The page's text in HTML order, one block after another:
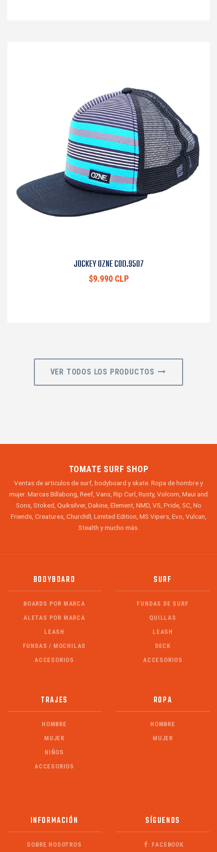
JOCKEY OZNE COD.9507
$9.990 CLP
VER TODOS LOS PRODUCTOS
TOMATE SURF SHOP
Ventas de articulos de surf, bodyboard y skate. Ropa de hombre y
mujer. Marcas Billabong, Reef, Vans, Rip Curl, Rusty, Volcom, Maui and
Sons, Stoked, Quiksilver, Dakine, Element, NMD, VS, Pride, 5C, No
Friends, Creatures, Churchill, Limited Edition, MS Vipers, Evo, Vulcan,
Stealth y mucho más.
BODYBOARD
BOARDS POR MARCA
ALETAS POR MARCA
LEASH
FUNDAS / MOCHILAS
ACCESORIOS
SURF
FUNDAS DE SURF
QUILLAS
LEASH
DECK
ACCESORIOS
TRAJES
HOMBRE
MUJER
NIÑOS
ACCESORIOS
ROPA
HOMBRE
MUJER
INFORMACIÓN
SOBRE NOSOTROS
SÍGUENOS
FACEBOOK